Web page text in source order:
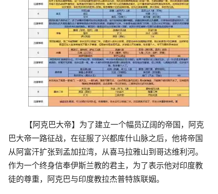
【阿克巴大帝】为了建立一个幅员辽阔的帝国，阿克
巴大帝一路征战，在征服了兴都库什山脉之后，他将帝国
从阿富汗扩张到孟加拉湾，从喜马拉雅山到哥达维利河。
作为一个终身信奉伊斯兰教的君主，为了表示他对印度教
徒的尊重，阿克巴与印度教拉杰普特族联姻。